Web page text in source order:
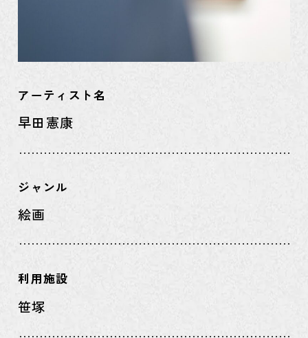
アーティスト名
早田憲康
ジャンル
絵画
利用施設
笹塚